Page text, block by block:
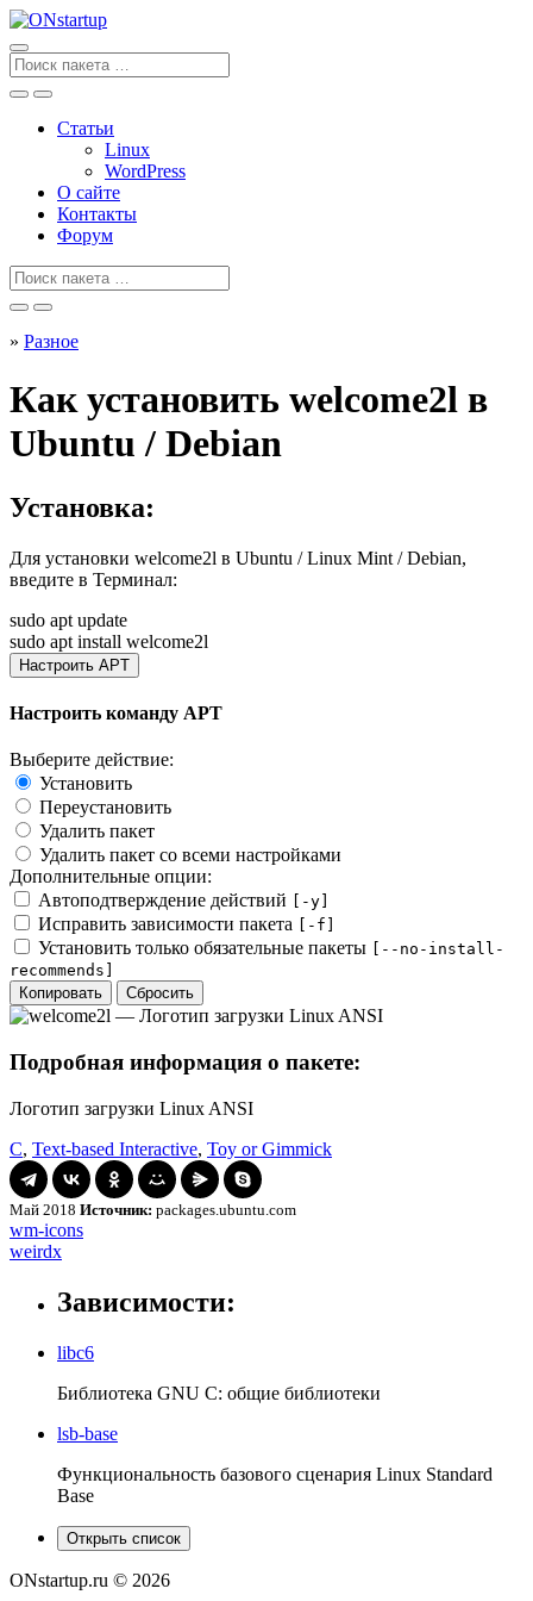
Перейти
к
содержанию
Поиск
для
Статьи
Linux
WordPress
О сайте
Контакты
Форум
Поиск
» Разное
Как установить welcome2l в
Ubuntu / Debian
Установка:
Для установки welcome2l в Ubuntu / Linux Mint / Debian,
введите в Терминал:
sudo apt update
sudo apt install welcome2l
Настроить APT
Настроить команду APT
Выберите действие:
Установить
Переустановить
Удалить пакет
Удалить пакет со всеми настройками
Дополнительные опции:
Автоподтверждение действий
[-y]
Исправить зависимости пакета [-f]
Установить только обязательные пакеты
[--no-install-
recommends]
Копировать
Сбросить
Подробная информация о пакете:
Логотип загрузки Linux ANSI
C, Text-based Interactive, Toy or Gimmick
Май 2018 Источник: packages.ubuntu.com
Навигация
по
записям
wm-
icons
wm-icons
weirdx
weirdx
Зависимости:
libc6
Библиотека GNU C: общие библиотеки
lsb-base
Функциональность базового сценария Linux Standard
Base
Открыть список
ONstartup.ru © 2026